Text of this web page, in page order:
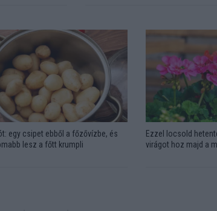
egy csipet ebből a főzővízbe, és
lesz a főtt krumpli
Ezzel locsold
virágot hoz majd a